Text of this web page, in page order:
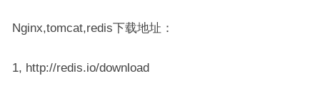
Nginx,tomcat,redis下载地址：
1, http://redis.io/download